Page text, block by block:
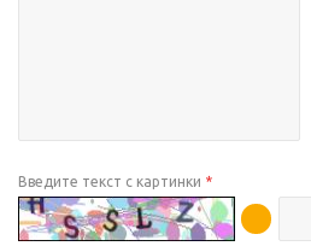
Введите текст с картинки *